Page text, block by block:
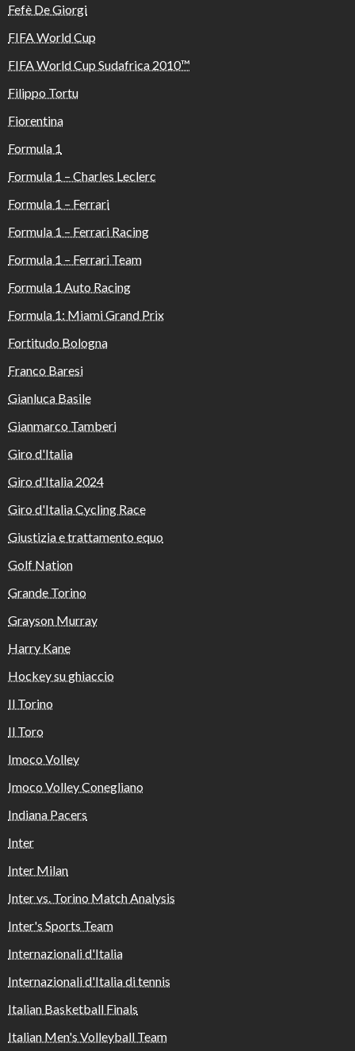
Fefè De Giorgi
FIFA World Cup
FIFA World Cup Sudafrica 2010™️
Filippo Tortu
Fiorentina
Formula 1
Formula 1 – Charles Leclerc
Formula 1 – Ferrari
Formula 1 – Ferrari Racing
Formula 1 – Ferrari Team
Formula 1 Auto Racing
Formula 1: Miami Grand Prix
Fortitudo Bologna
Franco Baresi
Gianluca Basile
Gianmarco Tamberi
Giro d'Italia
Giro d'Italia 2024
Giro d'Italia Cycling Race
Giustizia e trattamento equo
Golf Nation
Grande Torino
Grayson Murray
Harry Kane
Hockey su ghiaccio
Il Torino
Il Toro
Imoco Volley
Imoco Volley Conegliano
Indiana Pacers
Inter
Inter Milan
Inter vs. Torino Match Analysis
Inter's Sports Team
Internazionali d'Italia
Internazionali d'Italia di tennis
Italian Basketball Finals
Italian Men's Volleyball Team